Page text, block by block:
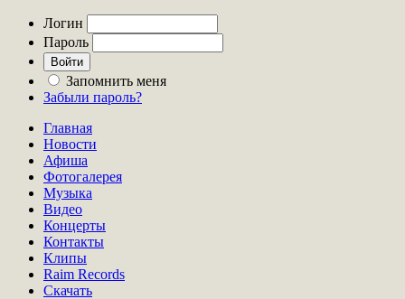
Логин
Пароль
Запомнить меня
Забыли пароль?
Главная
Новости
Афиша
Фотогалерея
Музыка
Видео
Концерты
Контакты
Клипы
Raim Records
Скачать